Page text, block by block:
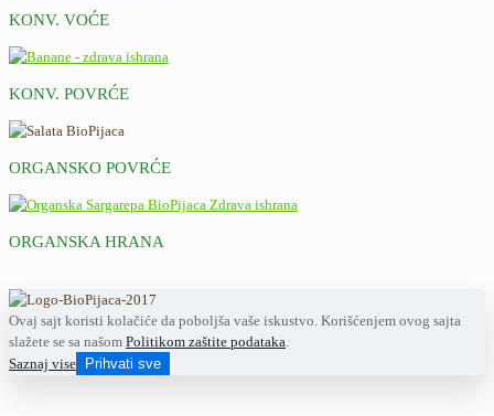
KONV. VOĆE
KONV. POVRĆE
ORGANSKO POVRĆE
ORGANSKA HRANA
Ovaj sajt koristi kolačiće da poboljša vaše iskustvo. Korišćenjem ovog sajta
slažete se sa našom Politikom zaštite podataka
Saznaj vise
Prihvati sve